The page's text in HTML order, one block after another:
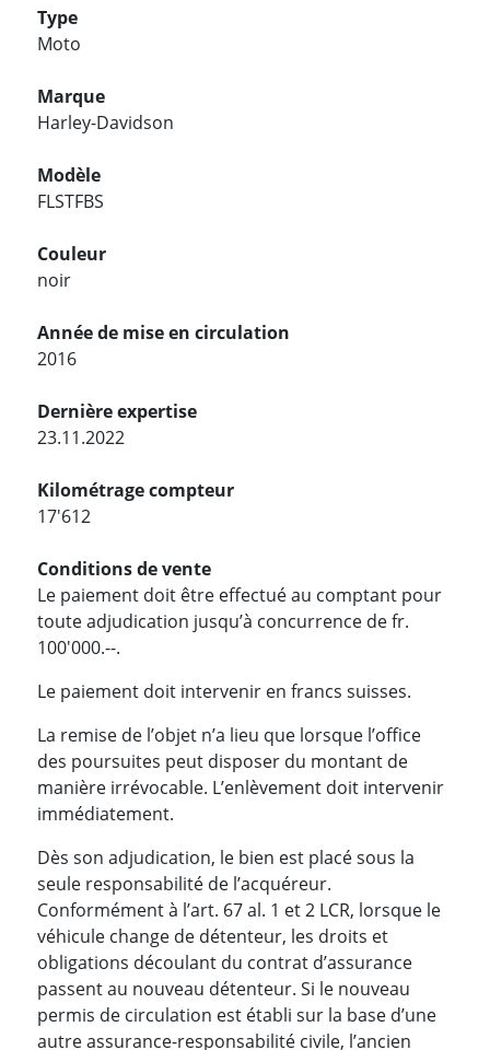
Type
Moto
Marque
Harley-Davidson
Modèle
FLSTFBS
Couleur
noir
Année de mise en circulation
2016
Dernière expertise
23.11.2022
Kilométrage compteur
17'612
Conditions de vente
Le paiement doit être effectué au comptant pour
toute adjudication jusqu’à concurrence de fr.
100'000.--.
Le paiement doit intervenir en francs suisses.
La remise de l’objet n’a lieu que lorsque l’office
des poursuites peut disposer du montant de
manière irrévocable. L’enlèvement doit intervenir
immédiatement.
Dès son adjudication, le bien est placé sous la
seule responsabilité de l’acquéreur.
Conformément à l’art. 67 al. 1 et 2 LCR, lorsque le
véhicule change de détenteur, les droits et
obligations découlant du contrat d’assurance
passent au nouveau détenteur. Si le nouveau
permis de circulation est établi sur la base d’une
autre assurance-responsabilité civile, l’ancien